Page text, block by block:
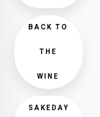
BACK TO
THE
WINE
SAKEDAY